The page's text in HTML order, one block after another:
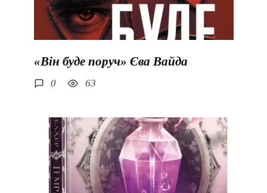
«Він буде поруч» Єва Вайда
0 63